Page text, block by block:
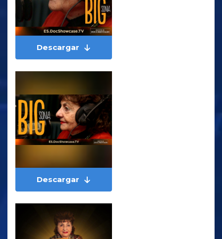
Descargar
Descargar